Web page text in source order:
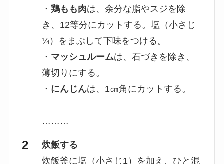
・ 鶏もも肉は、余分な脂やスジを除
き、12等分にカットする。塩（小さじ
¼）をまぶして下味をつける。
・ マッシュルームは、石づきを除き、
薄切りにする。
・ にんじんは、1㎝角にカットする。
………
炊飯する
炊飯釜に塩（小さじ1）を加え、ひと混